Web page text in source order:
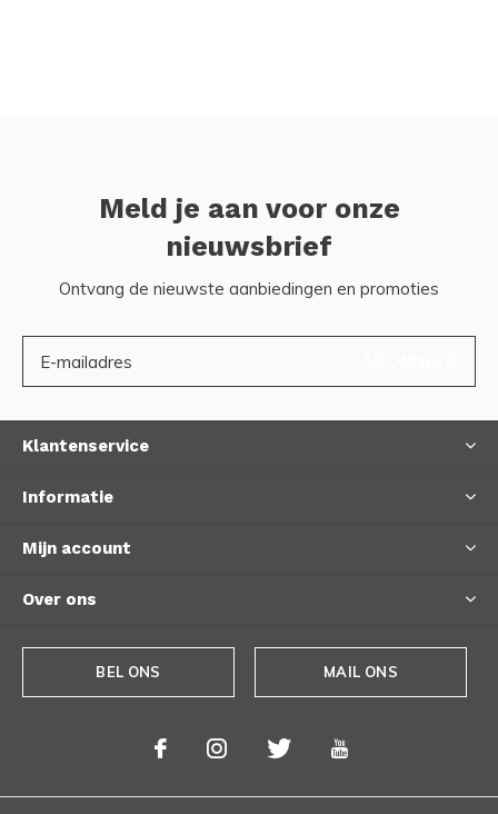
Meld je aan voor onze
nieuwsbrief
Ontvang de nieuwste aanbiedingen en promoties
Klantenservice
Informatie
Mijn account
Over ons
BEL ONS MAIL ONS